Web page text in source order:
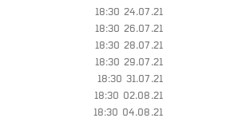
24.07.21 18:30
26.07.21 18:30
28.07.21 18:30
29.07.21 18:30
31.07.21 18:30
02.08.21 18:30
04.08.21 18:30